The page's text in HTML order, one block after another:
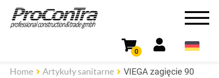
0
Home Artykuły sanitarne
VIEGA zagięcie 90